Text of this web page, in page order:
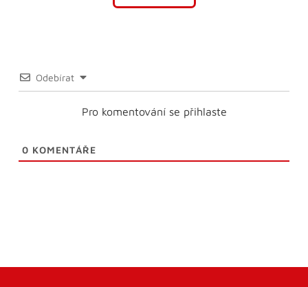
Odebírat
Pro komentování se přihlaste
0 KOMENTÁŘE